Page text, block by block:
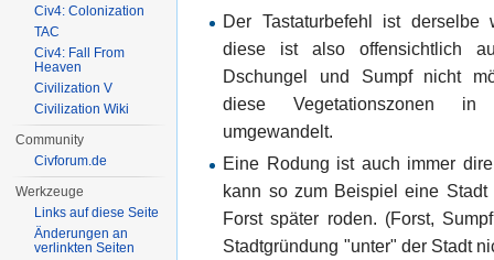
Der Tastaturbefehl ist
diese ist also offensichtlich
Dschungel und Sumpf nicht
diese Vegetationszonen
umgewandelt.
Eine Rodung ist auch immer
kann so zum Beispiel eine
Forst später roden. (Forst,
Stadtgründung "unter" der Stadt
Civ4: Colonization
TAC
Civ4: Fall From
Heaven
Civilization V
Civilization Wiki
Community
Civforum.de
Werkzeuge
Links auf diese Seite
Änderungen an
verlinkten Seiten